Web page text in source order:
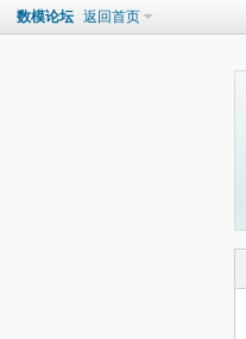
数模论坛 返回首页